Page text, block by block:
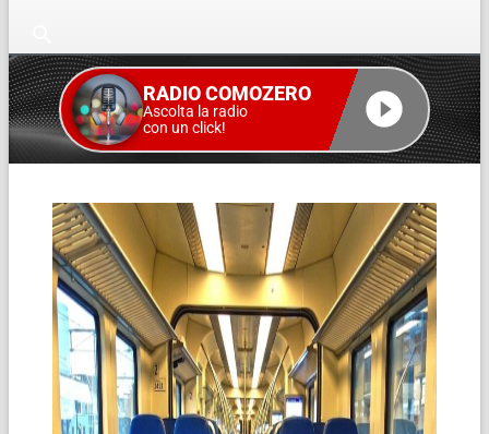
RADIO COMOZERO
Ascolta la radio
con un click!